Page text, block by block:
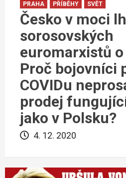
PRAHA PŘÍBĚHY SVĚT
Česko v moci
sorosovských
euromarxistů
Proč bojovníci
COVIDu
prodej
jako v Polsku?
4. 12. 2020